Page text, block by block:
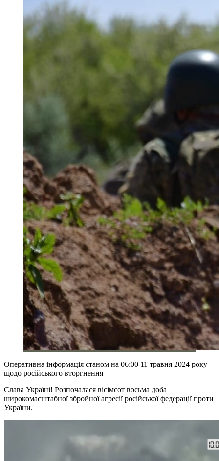
Оперативна інформація станом на 06:00 11 травня 2024 року
щодо російського вторгнення
Слава Україні! Розпочалася вісімсот восьма доба
широкомасштабної збройної агресії російської федерації проти
України.